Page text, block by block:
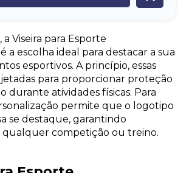
Viseira para Esporte
a escolha ideal para destacar a sua
esportivos. A princípio, essas
para proporcionar proteção
durante atividades físicas. Para
permite que o logotipo
se destaque, garantindo
qualquer competição ou treino.